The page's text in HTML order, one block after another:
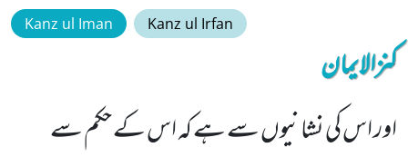
Kanz ul Iman Kanz ul Irfan
کنزالایمان
اور اس کی نشانیوں سے ہے کہ اس کے حکم سے